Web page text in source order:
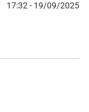
17:32 - 19/09/2025